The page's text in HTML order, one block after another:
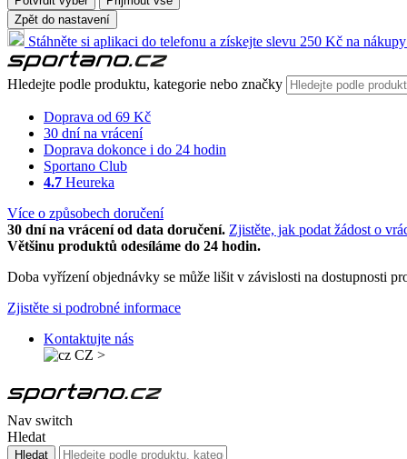
Zpět do nastavení
Stáhněte si aplikaci do telefonu a získejte slevu 250 Kč na
Hledejte podle produktu, kategorie nebo značky
Doprava od 69 Kč
30 dní na vrácení
Doprava dokonce i do 24 hodin
Sportano Club
4.7 Heureka
Více o způsobech doručení
30 dní na vrácení od data doručení. Zjistěte, jak podat žádost o
Většinu produktů odesíláme do 24 hodin.
Doba vyřízení objednávky se může lišit v závislosti na dostupnosti
Zjistěte si podrobné informace
Kontaktujte nás
CZ >
Nav switch
Hledat
Hledat